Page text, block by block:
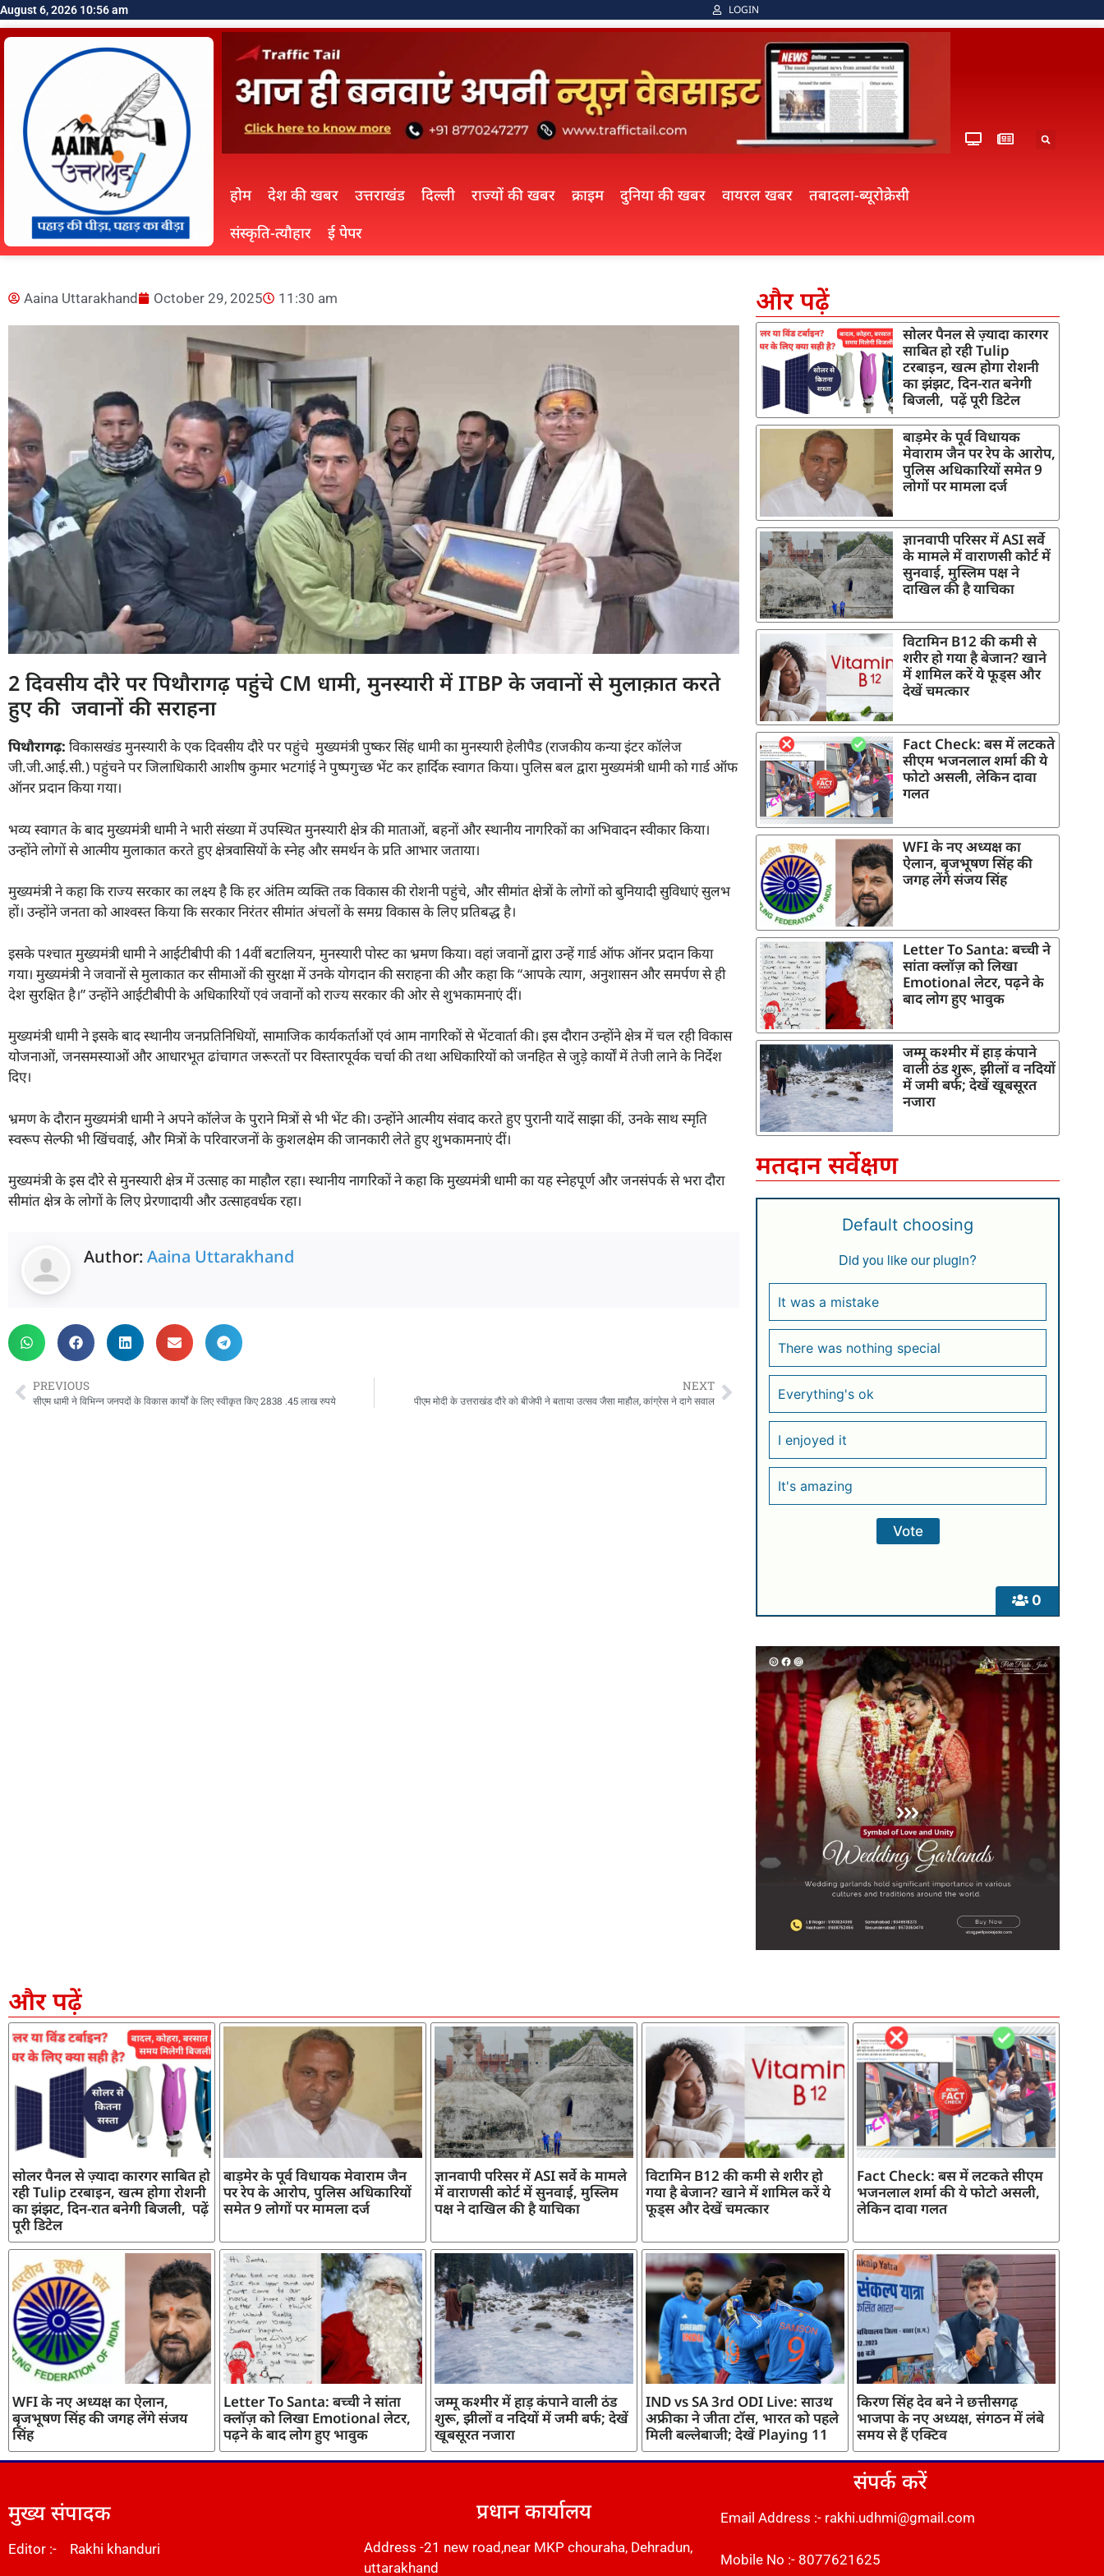
August 6, 2026 10:56 am LOGIN
होम देश की खबर उत्तराखंड दिल्ली राज्यों की खबर क्राइम दुनिया की खबर वायरल खबर
तबादला-ब्यूरोक्रेसी
संस्कृति-त्यौहार
ई पेपर
Aaina Uttarakhand October 29, 2025 11:30 am
2 दिवसीय दौरे पर पिथौरागढ़ पहुंचे CM धामी, मुनस्यारी में ITBP के जवानों से मुलाक़ात करते
हुए की जवानों की सराहना
पिथौरागढ़: विकासखंड मुनस्यारी के एक दिवसीय दौरे पर पहुंचे मुख्यमंत्री पुष्कर सिंह धामी का मुनस्यारी हेलीपैड (राजकीय कन्या इंटर कॉलेज
जी.जी.आई.सी.) पहुंचने पर जिलाधिकारी आशीष कुमार भटगांई ने पुष्पगुच्छ भेंट कर हार्दिक स्वागत किया। पुलिस बल द्वारा मुख्यमंत्री धामी को गार्ड ऑफ
ऑनर प्रदान किया गया।
भव्य स्वागत के बाद मुख्यमंत्री धामी ने भारी संख्या में उपस्थित मुनस्यारी क्षेत्र की माताओं, बहनों और स्थानीय नागरिकों का अभिवादन स्वीकार किया।
उन्होंने लोगों से आत्मीय मुलाकात करते हुए क्षेत्रवासियों के स्नेह और समर्थन के प्रति आभार जताया।
मुख्यमंत्री ने कहा कि राज्य सरकार का लक्ष्य है कि हर अंतिम व्यक्ति तक विकास की रोशनी पहुंचे, और सीमांत क्षेत्रों के लोगों को बुनियादी सुविधाएं सुलभ
हों। उन्होंने जनता को आश्वस्त किया कि सरकार निरंतर सीमांत अंचलों के समग्र विकास के लिए प्रतिबद्ध है।
इसके पश्चात मुख्यमंत्री धामी ने आईटीबीपी की 14वीं बटालियन, मुनस्यारी पोस्ट का भ्रमण किया। वहां जवानों द्वारा उन्हें गार्ड ऑफ ऑनर प्रदान किया
गया। मुख्यमंत्री ने जवानों से मुलाकात कर सीमाओं की सुरक्षा में उनके योगदान की सराहना की और कहा कि “आपके त्याग, अनुशासन और समर्पण से ही
देश सुरक्षित है।” उन्होंने आईटीबीपी के अधिकारियों एवं जवानों को राज्य सरकार की ओर से शुभकामनाएं दीं।
मुख्यमंत्री धामी ने इसके बाद स्थानीय जनप्रतिनिधियों, सामाजिक कार्यकर्ताओं एवं आम नागरिकों से भेंटवार्ता की। इस दौरान उन्होंने क्षेत्र में चल रही विकास
योजनाओं, जनसमस्याओं और आधारभूत ढांचागत जरूरतों पर विस्तारपूर्वक चर्चा की तथा अधिकारियों को जनहित से जुड़े कार्यों में तेजी लाने के निर्देश
दिए।
भ्रमण के दौरान मुख्यमंत्री धामी ने अपने कॉलेज के पुराने मित्रों से भी भेंट की। उन्होंने आत्मीय संवाद करते हुए पुरानी यादें साझा कीं, उनके साथ स्मृति
स्वरूप सेल्फी भी खिंचवाई, और मित्रों के परिवारजनों के कुशलक्षेम की जानकारी लेते हुए शुभकामनाएं दीं।
मुख्यमंत्री के इस दौरे से मुनस्यारी क्षेत्र में उत्साह का माहौल रहा। स्थानीय नागरिकों ने कहा कि मुख्यमंत्री धामी का यह स्नेहपूर्ण और जनसंपर्क से भरा दौरा
सीमांत क्षेत्र के लोगों के लिए प्रेरणादायी और उत्साहवर्धक रहा।
Author: Aaina Uttarakhand
PREVIOUS
सीएम धामी ने विभिन्न जनपदों के विकास कार्यों के लिए स्वीकृत किए 2838 .45 लाख रुपये
NEXT
पीएम मोदी के उत्तराखंड दौरे को बीजेपी ने बताया उत्सव जैसा माहौल, कांग्रेस ने दागे सवाल
और पढ़ें
सोलर पैनल से ज़्यादा कारगर
साबित हो रही Tulip
टरबाइन, खत्म होगा रोशनी
का झंझट, दिन-रात बनेगी
बिजली, पढ़ें पूरी डिटेल
बाड़मेर के पूर्व विधायक
मेवाराम जैन पर रेप के आरोप,
पुलिस अधिकारियों समेत 9
लोगों पर मामला दर्ज
ज्ञानवापी परिसर में ASI सर्वे
के मामले में वाराणसी कोर्ट में
सुनवाई, मुस्लिम पक्ष ने
दाखिल की है याचिका
विटामिन B12 की कमी से
शरीर हो गया है बेजान? खाने
में शामिल करें ये फूड्स और
देखें चमत्कार
Fact Check: बस में लटकते
सीएम भजनलाल शर्मा की ये
फोटो असली, लेकिन दावा
गलत
WFI के नए अध्यक्ष का
ऐलान, बृजभूषण सिंह की
जगह लेंगे संजय सिंह
Letter To Santa: बच्ची ने
सांता क्लॉज़ को लिखा
Emotional लेटर, पढ़ने के
बाद लोग हुए भावुक
जम्मू कश्मीर में हाड़ कंपाने
वाली ठंड शुरू, झीलों व नदियों
में जमी बर्फ; देखें खूबसूरत
नजारा
मतदान सर्वेक्षण
0
Default choosing
Did you like our plugin?
It was a mistake
There was nothing special
Everything's ok
I enjoyed it
It's amazing
और पढ़ें
सोलर पैनल से ज़्यादा कारगर साबित हो
रही Tulip टरबाइन, खत्म होगा रोशनी
का झंझट, दिन-रात बनेगी बिजली, पढ़ें
पूरी डिटेल
बाड़मेर के पूर्व विधायक मेवाराम जैन
पर रेप के आरोप, पुलिस अधिकारियों
समेत 9 लोगों पर मामला दर्ज
ज्ञानवापी परिसर में ASI सर्वे के मामले
में वाराणसी कोर्ट में सुनवाई, मुस्लिम
पक्ष ने दाखिल की है याचिका
विटामिन B12 की कमी से शरीर हो
गया है बेजान? खाने में शामिल करें ये
फूड्स और देखें चमत्कार
Fact Check: बस में लटकते सीएम
भजनलाल शर्मा की ये फोटो असली,
लेकिन दावा गलत
WFI के नए अध्यक्ष का ऐलान,
बृजभूषण सिंह की जगह लेंगे संजय
सिंह
Letter To Santa: बच्ची ने सांता
क्लॉज़ को लिखा Emotional लेटर,
पढ़ने के बाद लोग हुए भावुक
जम्मू कश्मीर में हाड़ कंपाने वाली ठंड
शुरू, झीलों व नदियों में जमी बर्फ; देखें
खूबसूरत नजारा
IND vs SA 3rd ODI Live: साउथ
अफ्रीका ने जीता टॉस, भारत को पहले
मिली बल्लेबाजी; देखें Playing 11
किरण सिंह देव बने ने छत्तीसगढ़
भाजपा के नए अध्यक्ष, संगठन में लंबे
समय से हैं एक्टिव
मुख्य संपादक
Editor :- Rakhi khanduri
प्रधान कार्यालय
Address -21 new road,near MKP chouraha, Dehradun,
uttarakhand
संपर्क करें
Email Address :- rakhi.udhmi@gmail.com
Mobile No :- 8077621625